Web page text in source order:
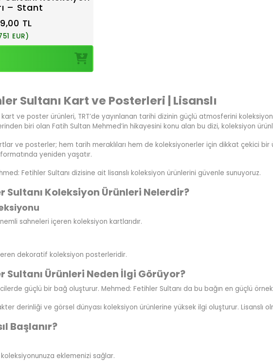
– Stant
TL
EUR)
Sultanı Kart ve Posterleri | Lisanslı
ve poster ürünleri, TRT’de yayınlanan tarihi dizinin güçlü atmosferini
biri olan Fatih Sultan Mehmed’in hikayesini konu alan bu dizi, koleksiyon
ve posterler; hem tarih meraklıları hem de koleksiyonerler için dikkat çekici
yeniden yaşatır.
Fetihler Sultanı dizisine ait lisanslı koleksiyon ürünlerini güvenle sunuyoruz.
Sultanı Koleksiyon Ürünleri Nelerdir?
sahneleri içeren koleksiyon kartlarıdır.
dekoratif koleksiyon posterleridir.
Sultanı Ürünleri Neden İlgi Görüyor?
güçlü bir bağ oluşturur. Mehmed: Fetihler Sultanı da bu bağın en güçlü
derinliği ve görsel dünyası koleksiyon ürünlerine yüksek ilgi oluşturur. Lisanslı
Başlanır?
eklemenizi sağlar.